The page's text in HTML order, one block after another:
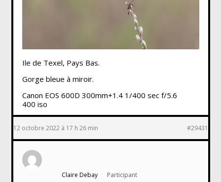
Ile de Texel, Pays Bas.
Gorge bleue à miroir.
Canon EOS 600D 300mm+1.4 1/400 sec f/5.6
400 iso
12 octobre 2022 à 17 h 26 min #29431
Claire Debay Participant